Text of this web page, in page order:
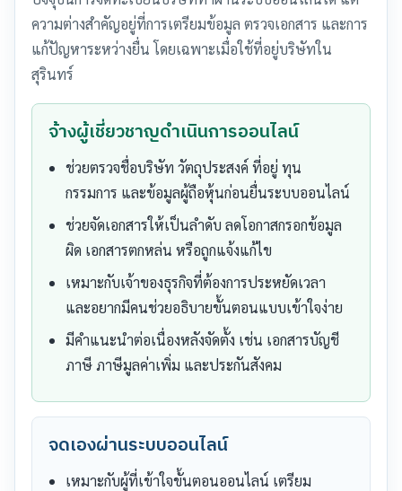
ความต่างสำคัญอยู่ที่การเตรียมข้อมูล ตรวจเอกสาร และการ
แก้ปัญหาระหว่างยื่น โดยเฉพาะเมื่อใช้ที่อยู่บริษัทใน
สุรินทร์
จ้างผู้เชี่ยวชาญดำเนินการออนไลน์
ช่วยตรวจชื่อบริษัท วัตถุประสงค์ ที่อยู่ ทุน
กรรมการ และข้อมูลผู้ถือหุ้นก่อนยื่นระบบออนไลน์
ช่วยจัดเอกสารให้เป็นลำดับ ลดโอกาสกรอกข้อมูล
ผิด เอกสารตกหล่น หรือถูกแจ้งแก้ไข
เหมาะกับเจ้าของธุรกิจที่ต้องการประหยัดเวลา
และอยากมีคนช่วยอธิบายขั้นตอนแบบเข้าใจง่าย
มีคำแนะนำต่อเนื่องหลังจัดตั้ง เช่น เอกสารบัญชี
ภาษี ภาษีมูลค่าเพิ่ม และประกันสังคม
จดเองผ่านระบบออนไลน์
เหมาะกับผู้ที่เข้าใจขั้นตอนออนไลน์ เตรียม